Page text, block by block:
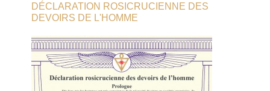
DÉCLARATION ROSICRUCIENNE DES
DEVOIRS DE L'HOMME